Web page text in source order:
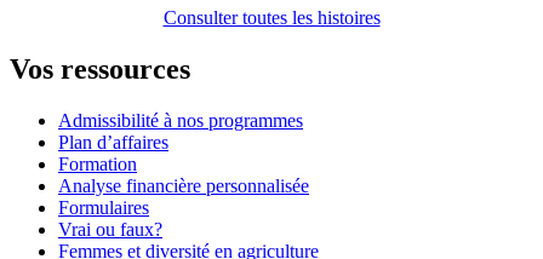
Consulter toutes les histoires
Vos ressources
Admissibilité à nos programmes
Plan d’affaires
Formation
Analyse financière personnalisée
Formulaires
Vrai ou faux?
Femmes et diversité en agriculture